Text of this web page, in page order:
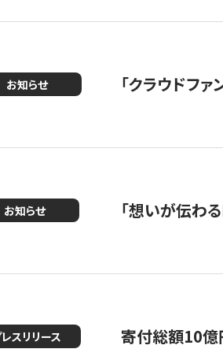
お知らせ 「クラウドフ
お知らせ 「想いが伝わ
スリリース 寄付総額10億